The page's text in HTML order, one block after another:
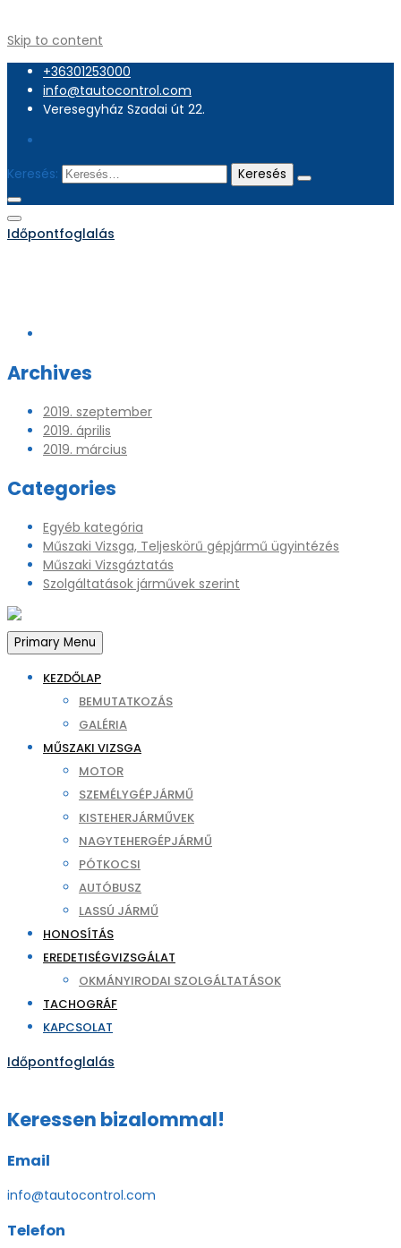
Skip to content
+36301253000
info@tautocontrol.com
Veresegyház Szadai út 22.
Keresés:
Időpontfoglalás
Archives
2019. szeptember
2019. április
2019. március
Categories
Egyéb kategória
Műszaki Vizsga, Teljeskörű gépjármű ügyintézés
Műszaki Vizsgáztatás
Szolgáltatások járművek szerint
Primary Menu
KEZDŐLAP
BEMUTATKOZÁS
GALÉRIA
MŰSZAKI VIZSGA
MOTOR
SZEMÉLYGÉPJÁRMŰ
KISTEHERJÁRMŰVEK
NAGYTEHERGÉPJÁRMŰ
PÓTKOCSI
AUTÓBUSZ
LASSÚ JÁRMŰ
HONOSÍTÁS
EREDETISÉGVIZSGÁLAT
OKMÁNYIRODAI SZOLGÁLTATÁSOK
TACHOGRÁF
KAPCSOLAT
Időpontfoglalás
Keressen bizalommal!
Email
info@tautocontrol.com
Telefon